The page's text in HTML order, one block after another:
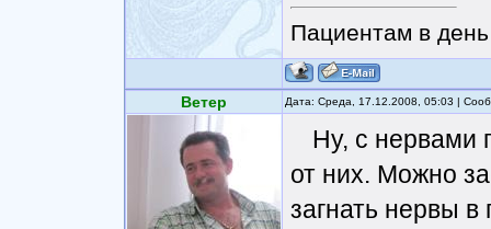
Пациентам в
Ветер Дата: Среда, 17.12.2008, 05:03 |
Ну, с нервами
от них. Можно
загнать нервы в